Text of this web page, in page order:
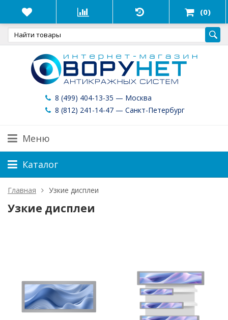
(0)
8 (499) 404-13-35 — Москва
8 (812) 241-14-47 — Санкт-Петербург
Меню
Каталог
Главная Узкие дисплеи
Узкие дисплеи